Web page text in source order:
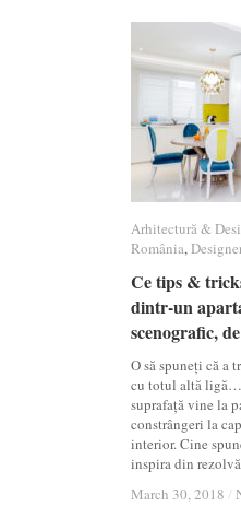
Arhitectură &
România,
Ce tips &
dintr-un
scenografic,
O să spuneți că a
cu totul altă ligă…
suprafață vine la
constrângeri la
interior. Cine
inspira din
March 30, 2018 /
Arhitectură &
România
Ce tips &
dintr-un
scenografic,
March 30, 2018 /